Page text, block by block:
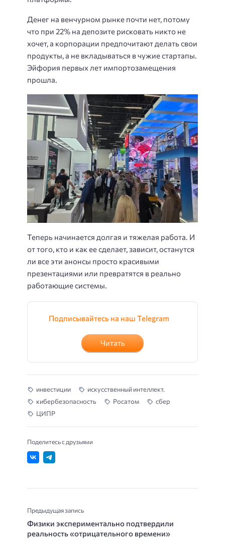
Денег на венчурном рынке почти нет, потому
что при 22% на депозите рисковать никто не
хочет, а корпорации предпочитают делать свои
продукты, а не вкладываться в чужие стартапы.
Эйфория первых лет импортозамещения
прошла.
Теперь начинается долгая и тяжелая работа. И
от того, кто и как ее сделает, зависит, останутся
ли все эти анонсы просто красивыми
презентациями или превратятся в реально
работающие системы.
Подписывайтесь на наш Telegram
Читать
инвестиции
искусственный интеллект.
кибербезопасность
Росатом
сбер
ЦИПР
Поделитесь с друзьями
Предыдущая запись
Физики экспериментально подтвердили
реальность «отрицательного времени»